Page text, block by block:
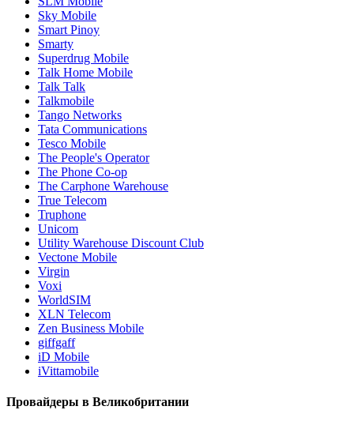
Sky Mobile
Smart Pinoy
Smarty
Superdrug Mobile
Talk Home Mobile
Talk Talk
Talkmobile
Tango Networks
Tata Communications
Tesco Mobile
The People's Operator
The Phone Co-op
The Carphone Warehouse
True Telecom
Truphone
Unicom
Utility Warehouse Discount Club
Vectone Mobile
Virgin
Voxi
WorldSIM
XLN Telecom
Zen Business Mobile
giffgaff
iD Mobile
iVittamobile
Провайдеры в Великобритании